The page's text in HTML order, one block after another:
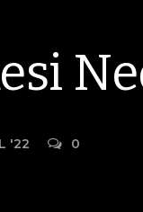
'22 0